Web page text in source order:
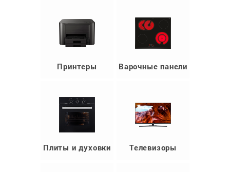
Принтеры Варочные панели
Плиты и духовки Телевизоры